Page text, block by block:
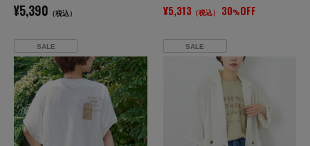
¥5,390 （税込） ¥5,313（税込） 30%OFF
SALE SALE